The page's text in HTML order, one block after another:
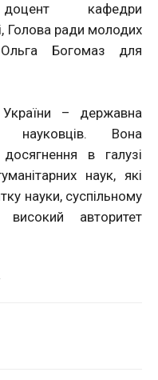
кафедри
Голова ради молодих
Богомаз для
– державна
науковців. Вона
в галузі
наук, які
науки, суспільному
авторитет